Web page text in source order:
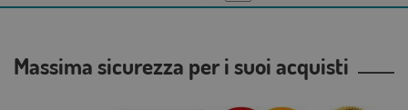
Massima sicurezza per i suoi acquisti